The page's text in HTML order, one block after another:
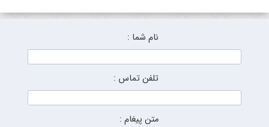
نام شما :
تلفن تماس :
متن پیغام :